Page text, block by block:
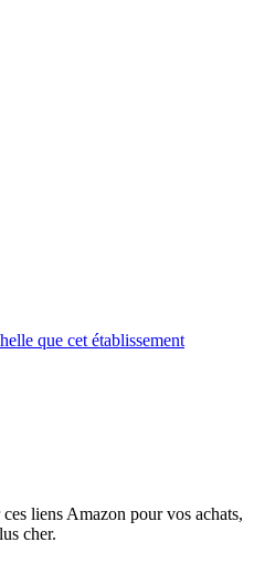
que cet établissement
liens Amazon pour vos achats,
cher.